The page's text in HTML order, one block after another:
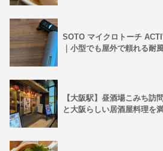
SOTO マイクロトーチ
｜小型でも屋外で頼れる耐
【大阪駅】昼酒場こみち訪
と大阪らしい居酒屋料理を